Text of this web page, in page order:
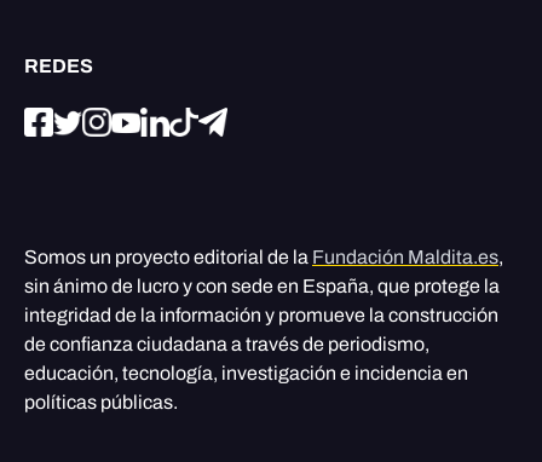
REDES
Somos un proyecto editorial de la Fundación Maldita.es,
sin ánimo de lucro y con sede en España, que protege la
integridad de la información y promueve la construcción
de confianza ciudadana a través de periodismo,
educación, tecnología, investigación e incidencia en
políticas públicas.